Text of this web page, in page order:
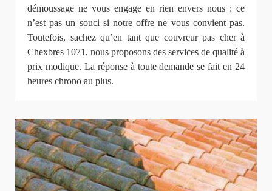
démoussage ne vous engage en rien envers nous : ce
n’est pas un souci si notre offre ne vous convient pas.
Toutefois, sachez qu’en tant que couvreur pas cher à
Chexbres 1071, nous proposons des services de qualité à
prix modique. La réponse à toute demande se fait en 24
heures chrono au plus.